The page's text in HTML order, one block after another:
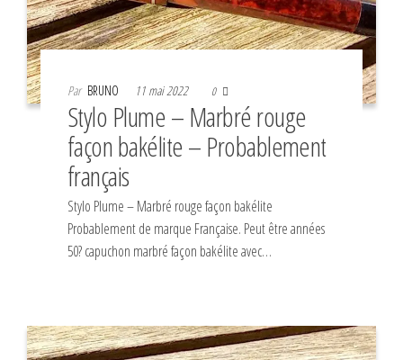
Par BRUNO 11 mai 2022 0
Stylo Plume – Marbré rouge
façon bakélite – Probablement
français
Stylo Plume – Marbré rouge façon bakélite
Probablement de marque Française. Peut être années
50? capuchon marbré façon bakélite avec…